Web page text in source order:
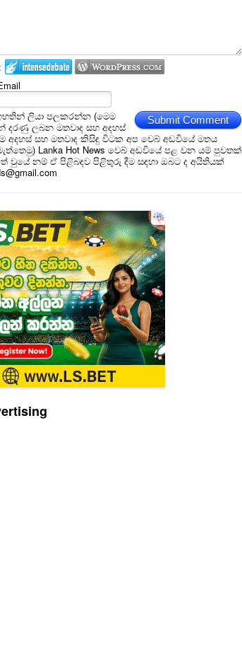
Submit Comment
ලියා පලකරන්න (මෙම
දරණු ලබන මතවාද සහ අදහස්
අදහස් සහ මතවාද කිසිඳු විටක අප වෙබ් අඩවියේ මතය
Lanka Hot News වෙබ් අඩවියේ පළ වන යම් පුවතක්
වුයේ නම් ඒ පිළිබඳව පිළිතුරු දීම සඳහා ඔබට ද අයිතියක්